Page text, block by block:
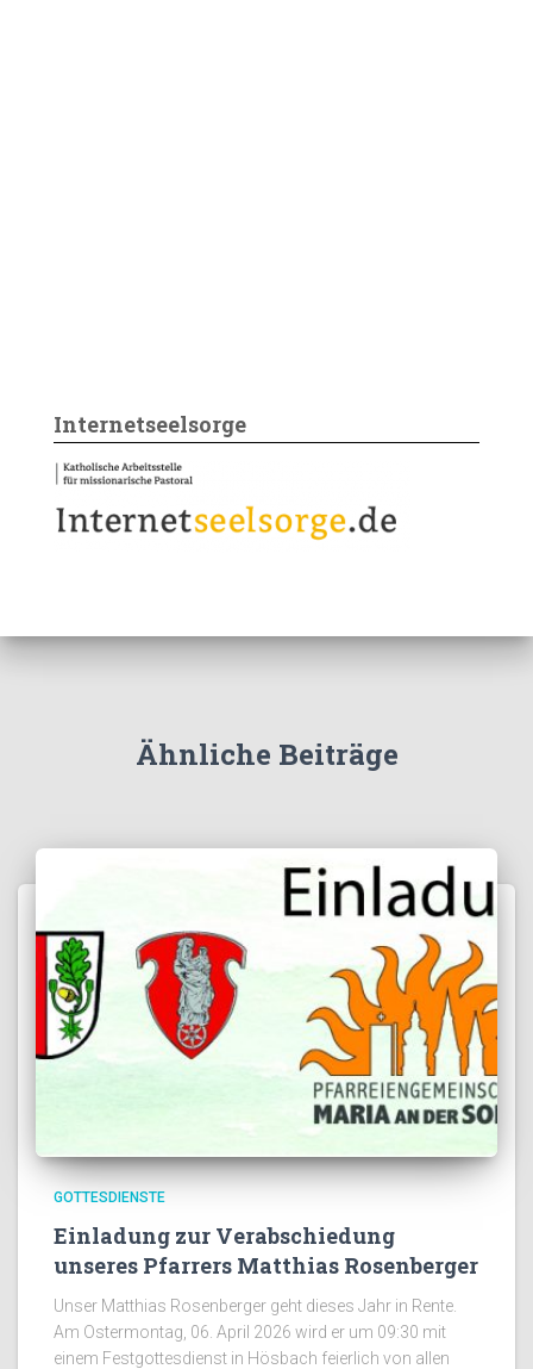
Internetseelsorge
Ähnliche Beiträge
GOTTESDIENSTE
Einladung zur Verabschiedung
unseres Pfarrers Matthias Rosenberger
Unser Matthias Rosenberger geht dieses Jahr in Rente.
Am Ostermontag, 06. April 2026 wird er um 09:30 mit
einem Festgottesdienst in Hösbach feierlich von allen